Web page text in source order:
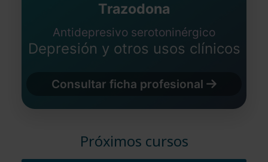
Trazodona
Antidepresivo serotoninérgico
Depresión y otros usos clínicos
Consultar ficha profesional
Próximos cursos